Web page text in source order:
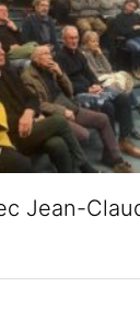
Jean-